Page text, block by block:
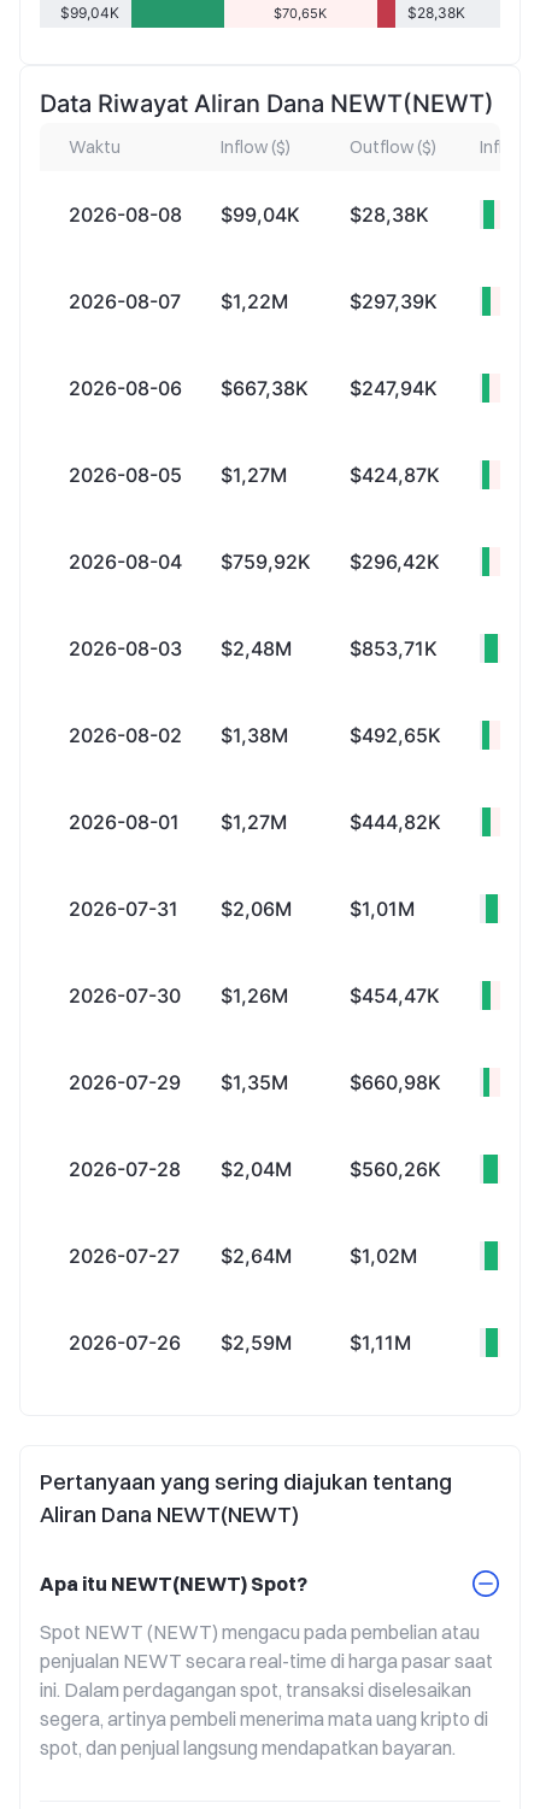
$99,04K $70,65K $28,38K
Data Riwayat Aliran Dana NEWT(NEWT)
Waktu Inflow ($) Outflow ($) Inflow
2026-08-08 $99,04K $28,38K
2026-08-07 $1,22M $297,39K
2026-08-06 $667,38K $247,94K
2026-08-05 $1,27M $424,87K
2026-08-04 $759,92K $296,42K
2026-08-03 $2,48M $853,71K
2026-08-02 $1,38M $492,65K
2026-08-01 $1,27M $444,82K
2026-07-31 $2,06M $1,01M
2026-07-30 $1,26M $454,47K
2026-07-29 $1,35M $660,98K
2026-07-28 $2,04M $560,26K
2026-07-27 $2,64M $1,02M
2026-07-26 $2,59M $1,11M
Pertanyaan yang sering diajukan tentang
Aliran Dana NEWT(NEWT)
Apa itu NEWT(NEWT) Spot?
Spot NEWT (NEWT) mengacu pada pembelian atau
penjualan NEWT secara real-time di harga pasar saat
ini. Dalam perdagangan spot, transaksi diselesaikan
segera, artinya pembeli menerima mata uang kripto di
spot, dan penjual langsung mendapatkan bayaran.